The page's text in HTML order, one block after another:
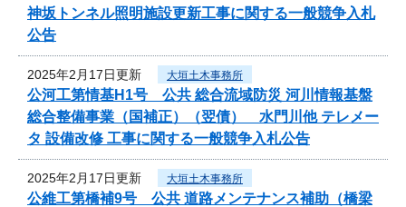
神坂トンネル照明施設更新工事に関する一般競争入札
公告
2025年2月17日更新 大垣土木事務所
公河工第情基H1号 公共 総合流域防災 河川情報基盤
総合整備事業（国補正）（翌債） 水門川他 テレメー
タ 設備改修 工事に関する一般競争入札公告
2025年2月17日更新 大垣土木事務所
公維工第橋補9号 公共 道路メンテナンス補助（橋梁